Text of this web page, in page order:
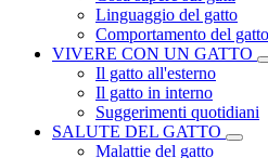
Linguaggio del gatto
Comportamento del gatto
VIVERE CON UN GATTO
Il gatto all'esterno
Il gatto in interno
Suggerimenti quotidiani
SALUTE DEL GATTO
Malattie del gatto